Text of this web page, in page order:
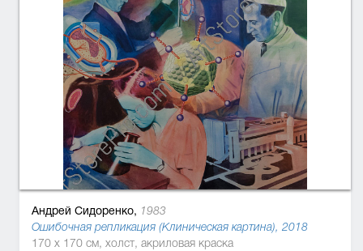
Андрей Сидоренко, 1983
Ошибочная репликация (Клиническая картина), 2018
170 x 170 см, холст, акриловая краска